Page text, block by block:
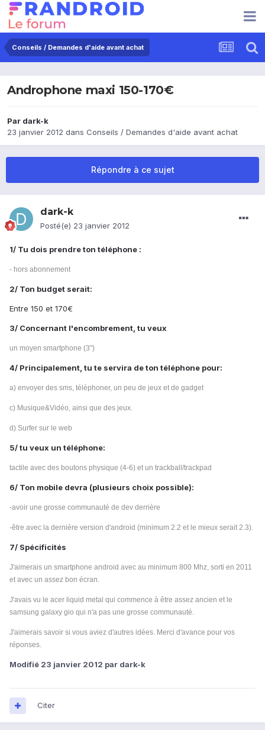
Conseils / Demandes d'aide avant achat
Androphone maxi 150-170€
Par dark-k
23 janvier 2012 dans Conseils / Demandes d'aide avant achat
Répondre à ce sujet
dark-k
Posté(e) 23 janvier 2012
1/ Tu dois prendre ton téléphone :
- hors abonnement
2/ Ton budget serait:
Entre 150 et 170€
3/ Concernant l'encombrement, tu veux
un moyen smartphone (3")
4/ Principalement, tu te servira de ton téléphone pour:
a) envoyer des sms, téléphoner, un peu de jeux et de gadget
c) Musique&Vidéo, ainsi que des jeux.
d) Surfer sur le web
5/ tu veux un téléphone:
tactile avec des boutons physique (4-6) et un trackball/trackpad
6/ Ton mobile devra (plusieurs choix possible):
-avoir une grosse communauté de dev derrière
-être avec la dernière version d'android (minimum 2.2 et le mieux serait 2.3).
7/ Spécificités
J'aimerais un smartphone android avec au minimum 800 Mhz, sorti en 2011
et avec un assez bon écran.
J'avais vu le acer liquid metal qui commence à être assez ancien et le
samsung galaxy gio qui n'a pas une grosse communauté.
J'aimerais savoir si vous aviez d'autres idées. Merci d'avance pour vos
réponses.
Modifié 23 janvier 2012 par dark-k
Citer